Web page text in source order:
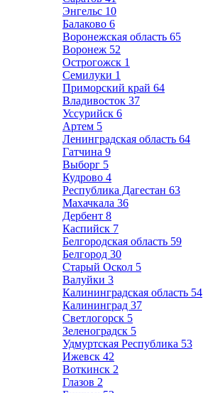
Энгельс 10
Балаково 6
Воронежская область 65
Воронеж 52
Острогожск 1
Семилуки 1
Приморский край 64
Владивосток 37
Уссурийск 6
Артем 5
Ленинградская область 64
Гатчина 9
Выборг 5
Кудрово 4
Республика Дагестан 63
Махачкала 36
Дербент 8
Каспийск 7
Белгородская область 59
Белгород 30
Старый Оскол 5
Валуйки 3
Калининградская область 54
Калининград 37
Светлогорск 5
Зеленоградск 5
Удмуртская Республика 53
Ижевск 42
Воткинск 2
Глазов 2